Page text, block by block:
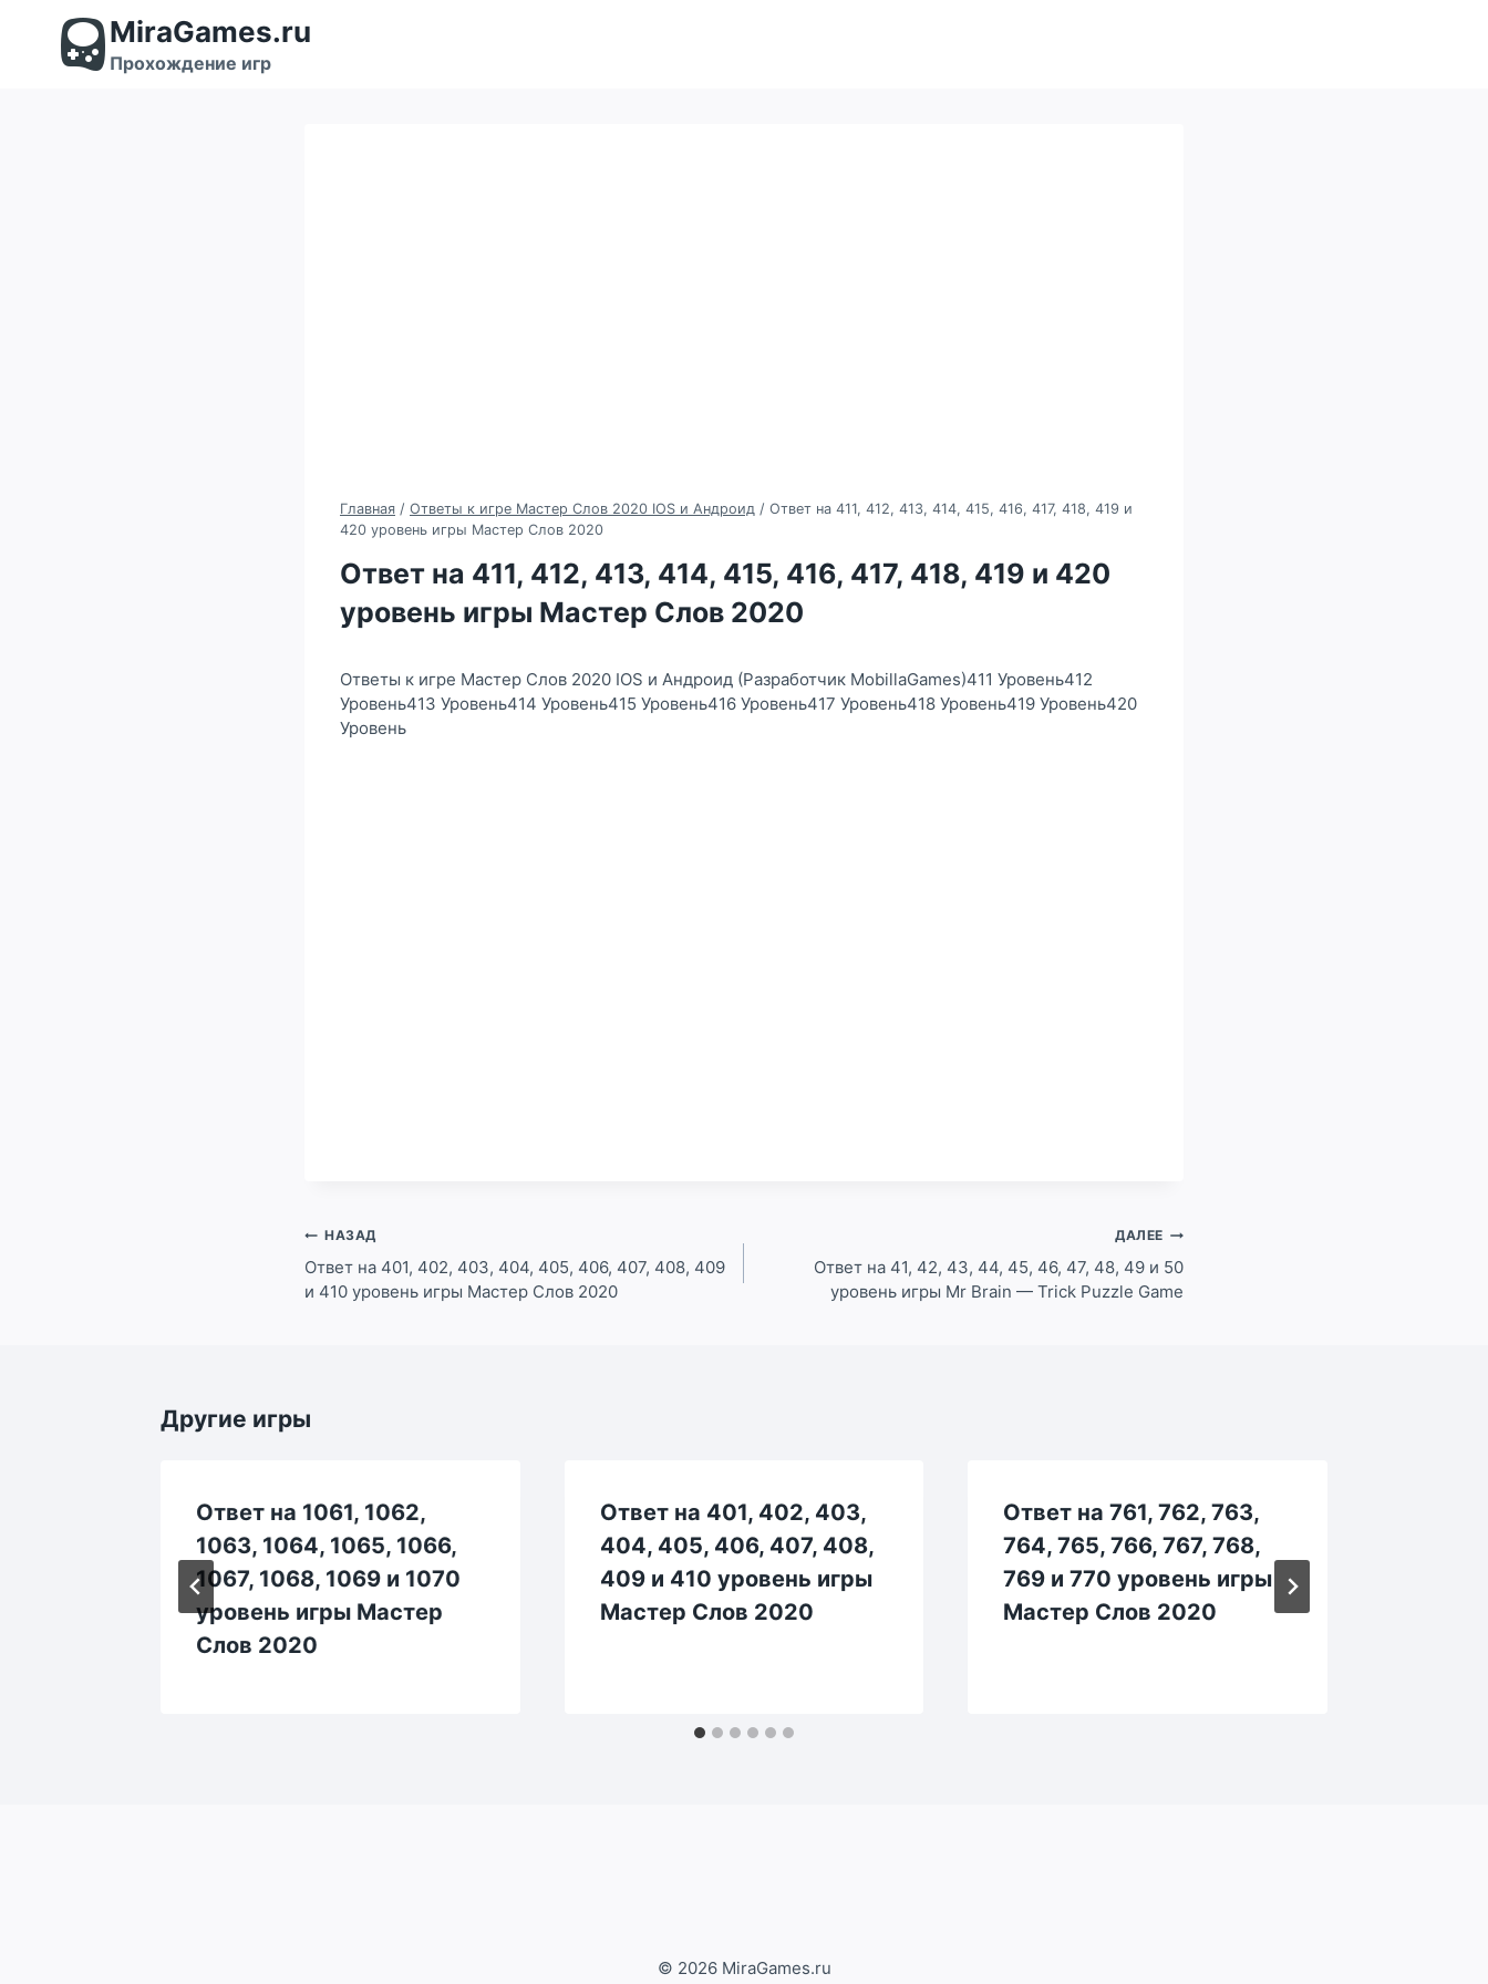
содержимому
MiraGames.ru
Прохождение игр
Главная / Ответы к игре Мастер Слов 2020 IOS и Андроид / Ответ на 411, 412, 413, 414, 415, 416, 417, 418, 419 и
420 уровень игры Мастер Слов 2020
Ответ на 411, 412, 413, 414, 415, 416, 417, 418, 419 и 420
уровень игры Мастер Слов 2020
Ответы к игре Мастер Слов 2020 IOS и Андроид (Разработчик MobillaGames)411 Уровень412
Уровень413 Уровень414 Уровень415 Уровень416 Уровень417 Уровень418 Уровень419 Уровень420
Уровень
Навигация
по
записям
НАЗАД
Ответ на 401, 402, 403, 404, 405, 406, 407, 408, 409
и 410 уровень игры Мастер Слов 2020
ДАЛЕЕ
Ответ на 41, 42, 43, 44, 45, 46, 47, 48, 49 и 50
уровень игры Mr Brain — Trick Puzzle Game
Другие игры
Ответ на 1061, 1062,
1063, 1064, 1065, 1066,
1067, 1068, 1069 и 1070
уровень игры Мастер
Слов 2020
Ответ на 401, 402, 403,
404, 405, 406, 407, 408,
409 и 410 уровень игры
Мастер Слов 2020
Ответ на 761, 762, 763,
764, 765, 766, 767, 768,
769 и 770 уровень игры
Мастер Слов 2020
© 2026 MiraGames.ru